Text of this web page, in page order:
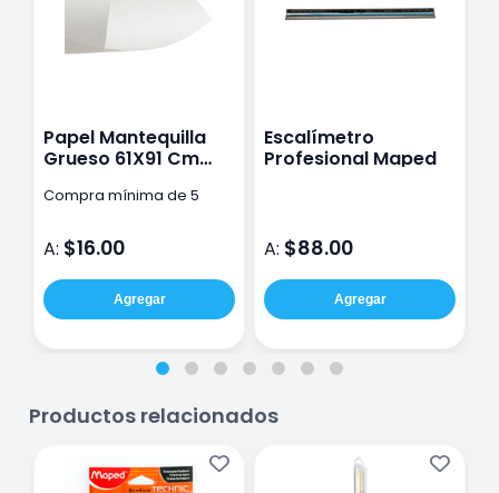
Papel Mantequilla
Grueso 61X91 Cm
Compra mínima de 5
A: $16.00
Agregar
Escalímetro
Profesional Maped
A: $88.00
Agregar
Productos relacionados